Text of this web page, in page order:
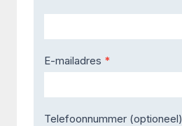
E-mailadres *
Telefoonnummer (optioneel)